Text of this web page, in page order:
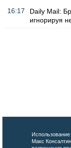
16:17
Daily Mail:
игнорируя
Макс